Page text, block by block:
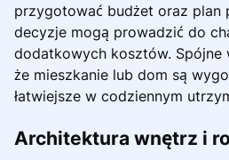
przygotować budżet oraz plan
decyzje mogą prowadzić do
dodatkowych kosztów. Spójne
że mieszkanie lub dom są
łatwiejsze w codziennym
Architektura wnętrz i